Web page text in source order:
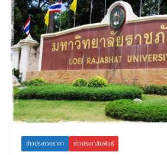
ข่าวประกวดราคา ข่าวประชาสัมพันธ์